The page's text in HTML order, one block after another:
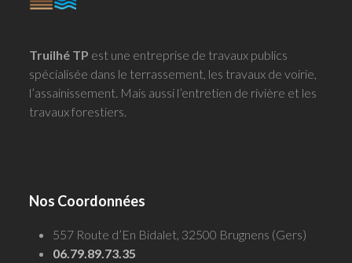
Truilhé TP est une entreprise de travaux publics
spécialisée dans le terrassement, les travaux de voirie,
l’assainissement. Mais aussi l’entretien de rivière et les
travaux forestiers.
Nos Coordonnées
557 Route d’En Bidalet, 32500 Brugnens (Gers)
06.79.89.73.35